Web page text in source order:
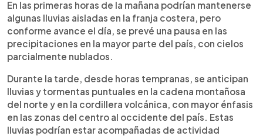
En las primeras horas de la mañana podrían mantenerse
algunas lluvias aisladas en la franja costera, pero
conforme avance el día, se prevé una pausa en las
precipitaciones en la mayor parte del país, con cielos
parcialmente nublados.
Durante la tarde, desde horas tempranas, se anticipan
lluvias y tormentas puntuales en la cadena montañosa
del norte y en la cordillera volcánica, con mayor énfasis
en las zonas del centro al occidente del país. Estas
lluvias podrían estar acompañadas de actividad